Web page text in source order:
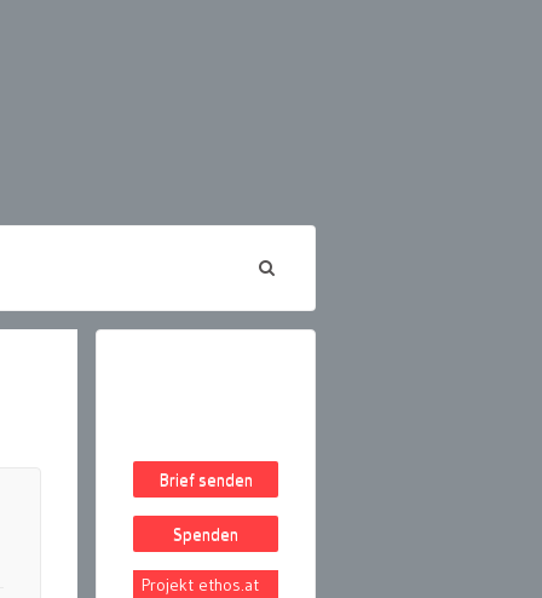
Brief senden
Spenden
Projekt ethos.at